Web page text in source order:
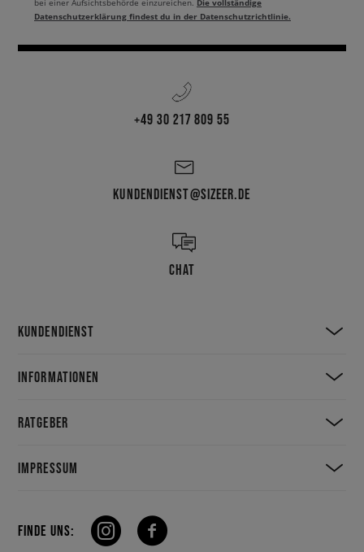
bei einer Aufsichtsbehörde einzureichen.
Datenschutzerklärung findest du in der Datenschutzrichtlinie.
+49 30 217 809 55
KUNDENDIENST@SIZEER.DE
CHAT
KUNDENDIENST
INFORMATIONEN
RATGEBER
IMPRESSUM
FINDE UNS: